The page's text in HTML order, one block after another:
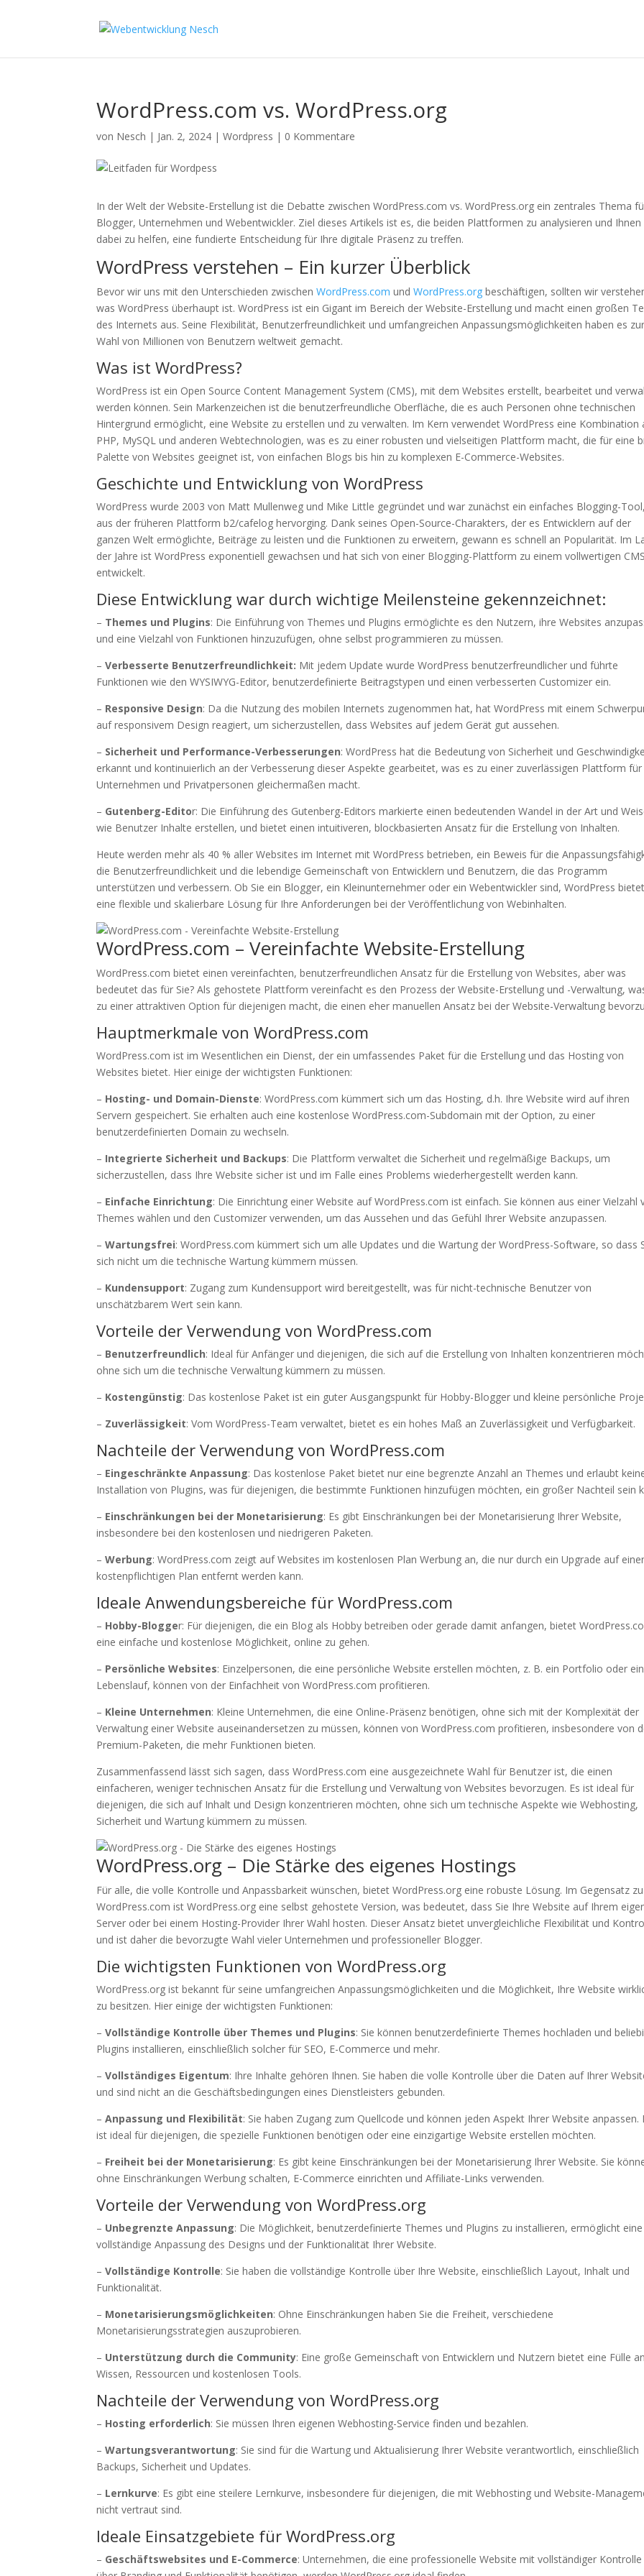
WordPress.com vs. WordPress.org
von Nesch | Jan. 2, 2024 |Wordpress | 0 Kommentare
In der Welt der Website-Erstellung ist die Debatte zwischen WordPress.com vs. WordPress.org ein zentrales Thema
Blogger, Unternehmen und Webentwickler. Ziel dieses Artikels ist es, die beiden Plattformen zu analysieren und Ihnen
dabei zu helfen, eine fundierte Entscheidung für Ihre digitale Präsenz zu treffen.
WordPress verstehen – Ein kurzer Überblick
Bevor wir uns mit den Unterschieden zwischenWordPress.com undWordPress.org beschäftigen, sollten wir
was WordPress überhaupt ist. WordPress ist ein Gigant im Bereich der Website-Erstellung und macht einen großen
des Internets aus. Seine Flexibilität, Benutzerfreundlichkeit und umfangreichen Anpassungsmöglichkeiten haben es zur
Wahl von Millionen von Benutzern weltweit gemacht.
Was ist WordPress?
WordPress ist ein Open Source Content Management System (CMS), mit dem Websites erstellt, bearbeitet und
werden können. Sein Markenzeichen ist die benutzerfreundliche Oberfläche, die es auch Personen ohne technischen
Hintergrund ermöglicht, eine Website zu erstellen und zu verwalten. Im Kern verwendet WordPress eine Kombination
PHP, MySQL und anderen Webtechnologien, was es zu einer robusten und vielseitigen Plattform macht, die für eine
Palette von Websites geeignet ist, von einfachen Blogs bis hin zu komplexen E-Commerce-Websites.
Geschichte und Entwicklung von WordPress
WordPress wurde 2003 von Matt Mullenweg und Mike Little gegründet und war zunächst ein einfaches Blogging-
aus der früheren Plattform b2/cafelog hervorging. Dank seines Open-Source-Charakters, der es Entwicklern auf der
ganzen Welt ermöglichte, Beiträge zu leisten und die Funktionen zu erweitern, gewann es schnell an Popularität. Im
der Jahre ist WordPress exponentiell gewachsen und hat sich von einer Blogging-Plattform zu einem vollwertigen CMS
entwickelt.
Diese Entwicklung war durch wichtige Meilensteine gekennzeichnet:
– Themes und Plugins: Die Einführung von Themes und Plugins ermöglichte es den Nutzern, ihre Websites
und eine Vielzahl von Funktionen hinzuzufügen, ohne selbst programmieren zu müssen.
–Verbesserte Benutzerfreundlichkeit: Mit jedem Update wurde WordPress benutzerfreundlicher und führte
Funktionen wie den WYSIWYG-Editor, benutzerdefinierte Beitragstypen und einen verbesserten Customizer ein.
– Responsive Design: Da die Nutzung des mobilen Internets zugenommen hat, hat WordPress mit einem
auf responsivem Design reagiert, um sicherzustellen, dass Websites auf jedem Gerät gut aussehen.
– Sicherheit und Performance-Verbesserungen: WordPress hat die Bedeutung von Sicherheit und
erkannt und kontinuierlich an der Verbesserung dieser Aspekte gearbeitet, was es zu einer zuverlässigen Plattform für
Unternehmen und Privatpersonen gleichermaßen macht.
– Gutenberg-Editor: Die Einführung des Gutenberg-Editors markierte einen bedeutenden Wandel in der Art und
wie Benutzer Inhalte erstellen, und bietet einen intuitiveren, blockbasierten Ansatz für die Erstellung von Inhalten.
Heute werden mehr als 40 % aller Websites im Internet mit WordPress betrieben, ein Beweis für die
die Benutzerfreundlichkeit und die lebendige Gemeinschaft von Entwicklern und Benutzern, die das Programm
unterstützen und verbessern. Ob Sie ein Blogger, ein Kleinunternehmer oder ein Webentwickler sind, WordPress bietet
eine flexible und skalierbare Lösung für Ihre Anforderungen bei der Veröffentlichung von Webinhalten.
WordPress.com – Vereinfachte Website-Erstellung
WordPress.com bietet einen vereinfachten, benutzerfreundlichen Ansatz für die Erstellung von Websites, aber was
bedeutet das für Sie? Als gehostete Plattform vereinfacht es den Prozess der Website-Erstellung und -Verwaltung,
zu einer attraktiven Option für diejenigen macht, die einen eher manuellen Ansatz bei der Website-Verwaltung
Hauptmerkmale von WordPress.com
WordPress.com ist im Wesentlichen ein Dienst, der ein umfassendes Paket für die Erstellung und das Hosting von
Websites bietet. Hier einige der wichtigsten Funktionen:
– Hosting- und Domain-Dienste: WordPress.com kümmert sich um das Hosting, d.h. Ihre Website wird auf ihren
Servern gespeichert. Sie erhalten auch eine kostenlose WordPress.com-Subdomain mit der Option, zu einer
benutzerdefinierten Domain zu wechseln.
– Integrierte Sicherheit und Backups: Die Plattform verwaltet die Sicherheit und regelmäßige Backups, um
sicherzustellen, dass Ihre Website sicher ist und im Falle eines Problems wiederhergestellt werden kann.
– Einfache Einrichtung: Die Einrichtung einer Website auf WordPress.com ist einfach. Sie können aus einer Vielzahl
Themes wählen und den Customizer verwenden, um das Aussehen und das Gefühl Ihrer Website anzupassen.
–Wartungsfrei: WordPress.com kümmert sich um alle Updates und die Wartung der WordPress-Software, so dass
sich nicht um die technische Wartung kümmern müssen.
– Kundensupport: Zugang zum Kundensupport wird bereitgestellt, was für nicht-technische Benutzer von
unschätzbarem Wert sein kann.
Vorteile der Verwendung von WordPress.com
– Benutzerfreundlich: Ideal für Anfänger und diejenigen, die sich auf die Erstellung von Inhalten konzentrieren
ohne sich um die technische Verwaltung kümmern zu müssen.
– Kostengünstig: Das kostenlose Paket ist ein guter Ausgangspunkt für Hobby-Blogger und kleine persönliche
– Zuverlässigkeit: Vom WordPress-Team verwaltet, bietet es ein hohes Maß an Zuverlässigkeit und Verfügbarkeit.
Nachteile der Verwendung von WordPress.com
– Eingeschränkte Anpassung: Das kostenlose Paket bietet nur eine begrenzte Anzahl an Themes und erlaubt
Installation von Plugins, was für diejenigen, die bestimmte Funktionen hinzufügen möchten, ein großer Nachteil sein
– Einschränkungen bei der Monetarisierung: Es gibt Einschränkungen bei der Monetarisierung Ihrer Website,
insbesondere bei den kostenlosen und niedrigeren Paketen.
–Werbung: WordPress.com zeigt auf Websites im kostenlosen Plan Werbung an, die nur durch ein Upgrade auf
kostenpflichtigen Plan entfernt werden kann.
Ideale Anwendungsbereiche für WordPress.com
– Hobby-Blogger: Für diejenigen, die ein Blog als Hobby betreiben oder gerade damit anfangen, bietet
eine einfache und kostenlose Möglichkeit, online zu gehen.
– Persönliche Websites: Einzelpersonen, die eine persönliche Website erstellen möchten, z. B. ein Portfolio oder
Lebenslauf, können von der Einfachheit von WordPress.com profitieren.
– Kleine Unternehmen: Kleine Unternehmen, die eine Online-Präsenz benötigen, ohne sich mit der Komplexität der
Verwaltung einer Website auseinandersetzen zu müssen, können von WordPress.com profitieren, insbesondere von
Premium-Paketen, die mehr Funktionen bieten.
Zusammenfassend lässt sich sagen, dass WordPress.com eine ausgezeichnete Wahl für Benutzer ist, die einen
einfacheren, weniger technischen Ansatz für die Erstellung und Verwaltung von Websites bevorzugen. Es ist ideal für
diejenigen, die sich auf Inhalt und Design konzentrieren möchten, ohne sich um technische Aspekte wie Webhosting,
Sicherheit und Wartung kümmern zu müssen.
WordPress.org – Die Stärke des eigenes Hostings
Für alle, die volle Kontrolle und Anpassbarkeit wünschen, bietet WordPress.org eine robuste Lösung. Im Gegensatz zu
WordPress.com ist WordPress.org eine selbst gehostete Version, was bedeutet, dass Sie Ihre Website auf Ihrem
Server oder bei einem Hosting-Provider Ihrer Wahl hosten. Dieser Ansatz bietet unvergleichliche Flexibilität und
und ist daher die bevorzugte Wahl vieler Unternehmen und professioneller Blogger.
Die wichtigsten Funktionen von WordPress.org
WordPress.org ist bekannt für seine umfangreichen Anpassungsmöglichkeiten und die Möglichkeit, Ihre Website
zu besitzen. Hier einige der wichtigsten Funktionen:
–Vollständige Kontrolle über Themes und Plugins: Sie können benutzerdefinierte Themes hochladen und
Plugins installieren, einschließlich solcher für SEO, E-Commerce und mehr.
–Vollständiges Eigentum: Ihre Inhalte gehören Ihnen. Sie haben die volle Kontrolle über die Daten auf Ihrer
und sind nicht an die Geschäftsbedingungen eines Dienstleisters gebunden.
–Anpassung und Flexibilität: Sie haben Zugang zum Quellcode und können jeden Aspekt Ihrer Website anpassen.
ist ideal für diejenigen, die spezielle Funktionen benötigen oder eine einzigartige Website erstellen möchten.
– Freiheit bei der Monetarisierung: Es gibt keine Einschränkungen bei der Monetarisierung Ihrer Website. Sie
ohne Einschränkungen Werbung schalten, E-Commerce einrichten und Affiliate-Links verwenden.
Vorteile der Verwendung von WordPress.org
– Unbegrenzte Anpassung: Die Möglichkeit, benutzerdefinierte Themes und Plugins zu installieren, ermöglicht eine
vollständige Anpassung des Designs und der Funktionalität Ihrer Website.
–Vollständige Kontrolle: Sie haben die vollständige Kontrolle über Ihre Website, einschließlich Layout, Inhalt und
Funktionalität.
– Monetarisierungsmöglichkeiten: Ohne Einschränkungen haben Sie die Freiheit, verschiedene
Monetarisierungsstrategien auszuprobieren.
– Unterstützung durch die Community: Eine große Gemeinschaft von Entwicklern und Nutzern bietet eine Fülle an
Wissen, Ressourcen und kostenlosen Tools.
Nachteile der Verwendung von WordPress.org
– Hosting erforderlich: Sie müssen Ihren eigenen Webhosting-Service finden und bezahlen.
–Wartungsverantwortung: Sie sind für die Wartung und Aktualisierung Ihrer Website verantwortlich, einschließlich
Backups, Sicherheit und Updates.
– Lernkurve: Es gibt eine steilere Lernkurve, insbesondere für diejenigen, die mit Webhosting und Website-
nicht vertraut sind.
Ideale Einsatzgebiete für WordPress.org
– Geschäftswebsites und E-Commerce: Unternehmen, die eine professionelle Website mit vollständiger Kontrolle